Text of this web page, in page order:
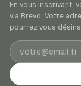
En vous inscrivant,
via Brevo. Votre
pourrez vous
Adresse e-mail